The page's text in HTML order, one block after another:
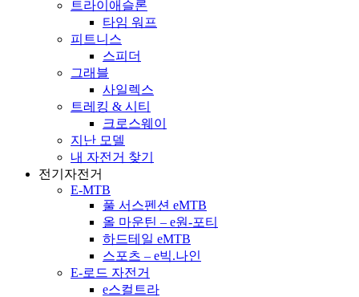
트라이애슬론
타임 워프
피트니스
스피더
그래블
사일렉스
트레킹 & 시티
크로스웨이
지난 모델
내 자전거 찾기
전기자전거
E-MTB
풀 서스펜션 eMTB
올 마운틴 – e원-포티
하드테일 eMTB
스포츠 – e빅.나인
E-로드 자전거
e스컬트라